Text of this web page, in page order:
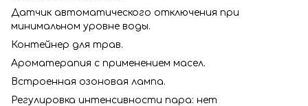
Датчик автоматического отключения при
минимальном уровне воды.
Контейнер для трав.
Ароматерапия с применением масел.
Встроенная озоновая лампа.
Регулировка интенсивности пара: нет